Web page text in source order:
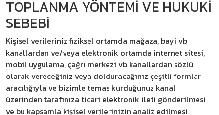
TOPLANMA YÖNTEMİ VE HUKUKİ
SEBEBİ
Kişisel verileriniz fiziksel ortamda mağaza, bayi vb
kanallardan ve/veya elektronik ortamda internet sitesi,
mobil uygulama, çağrı merkezi vb kanallardan sözlü
olarak vereceğiniz veya dolduracağınız çeşitli formlar
aracılığıyla ve bizimle temas kurduğunuz kanal
üzerinden tarafınıza ticari elektronik ileti gönderilmesi
ve bu kapsamla kişisel verilerinizin analiz edilmesi